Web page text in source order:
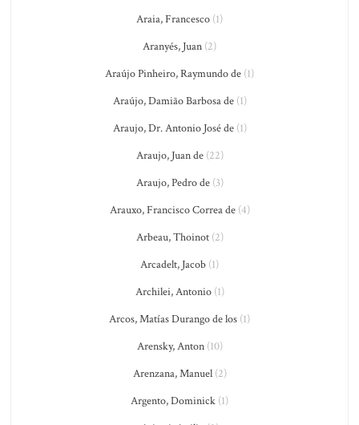
Araia, Francesco (1)
Aranyés, Juan (2)
Araújo Pinheiro, Raymundo de (1)
Araújo, Damião Barbosa de(1)
Araujo, Dr. Antonio José de(1)
Araujo, Juan de(22)
Araujo, Pedro de(3)
Arauxo, Francisco Correa de(4)
Arbeau, Thoinot(2)
Arcadelt, Jacob (1)
Archilei, Antonio(1)
Arcos, Matías Durango de los (1)
Arensky, Anton(10)
Arenzana, Manuel(2)
Argento, Dominick (1)